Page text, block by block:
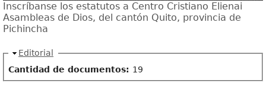
Inscríbanse los estatutos a Centro Cristiano Elienai
Asambleas de Dios, del cantón Quito, provincia de
Pichincha
Ocultar
Editorial
Cantidad de documentos: 19